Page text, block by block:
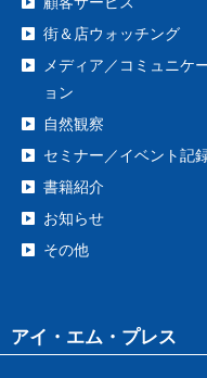
街＆店ウォッチング
メディア／コミュニケ
ョン
自然観察
セミナー／イベント記
書籍紹介
お知らせ
その他
アイ・エム・プレス